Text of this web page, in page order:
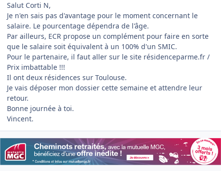
Salut Corti N,
Je n'en sais pas d'avantage pour le moment concernant le
salaire. Le pourcentage dépendra de l'âge.
Par ailleurs, ECR propose un complément pour faire en sorte
que le salaire soit équivalent à un 100% d'un SMIC.
Pour le partenaire, il faut aller sur le site résidenceparme.fr /
Prix imbattable !!!
Il ont deux résidences sur Toulouse.
Je vais déposer mon dossier cette semaine et attendre leur
retour.
Bonne journée à toi.
Vincent.